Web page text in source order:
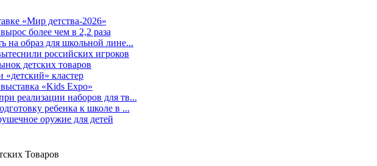
«Мир детства-2026»
более чем в 2,2 раза
на образ для школьной лине...
российских игроков
детских товаров
кластер
«Kids Expo»
реализации наборов для тв...
ребенка к школе в ...
оружие для детей
Товаров